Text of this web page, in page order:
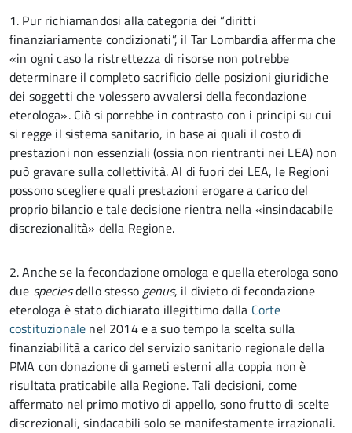
1. Pur richiamandosi alla categoria dei “diritti
finanziariamente condizionati”, il Tar Lombardia afferma che
«in ogni caso la ristrettezza di risorse non potrebbe
determinare il completo sacrificio delle posizioni giuridiche
dei soggetti che volessero avvalersi della fecondazione
eterologa». Ciò si porrebbe in contrasto con i principi su cui
si regge il sistema sanitario, in base ai quali il costo di
prestazioni non essenziali (ossia non rientranti nei LEA) non
può gravare sulla collettività. Al di fuori dei LEA, le Regioni
possono scegliere quali prestazioni erogare a carico del
proprio bilancio e tale decisione rientra nella «insindacabile
discrezionalità» della Regione.
2. Anche se la fecondazione omologa e quella eterologa sono
due speciesdello stessogenus, il divieto di fecondazione
eterologa è stato dichiarato illegittimo dalla Corte
costituzionale nel 2014 e a suo tempo la scelta sulla
finanziabilità a carico del servizio sanitario regionale della
PMA con donazione di gameti esterni alla coppia non è
risultata praticabile alla Regione. Tali decisioni, come
affermato nel primo motivo di appello, sono frutto di scelte
discrezionali, sindacabili solo se manifestamente irrazionali.